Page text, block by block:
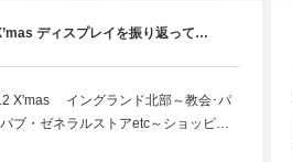
ディスプレイを振り返って…
X'mas イングランド北部～教会･パ
ブ・ゼネラルストアetc～ショッピ…